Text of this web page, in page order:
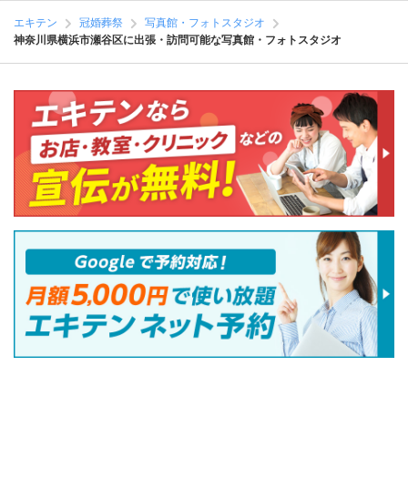
エキテン 冠婚葬祭
写真館・フォトスタジオ
神奈川県横浜市瀬谷区に出張・訪問可能な写真館・フォトスタジオ